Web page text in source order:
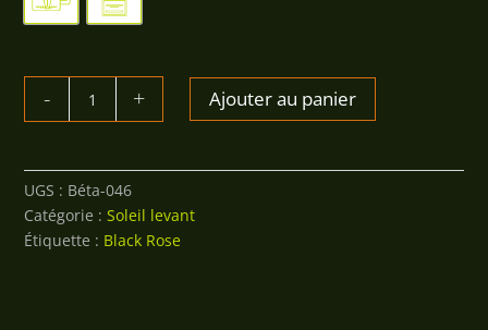
QUANTITÉ
BLEU
Ajouter au panier
UGS : Béta-046
Catégorie :Soleil levant
Étiquette : Black Rose